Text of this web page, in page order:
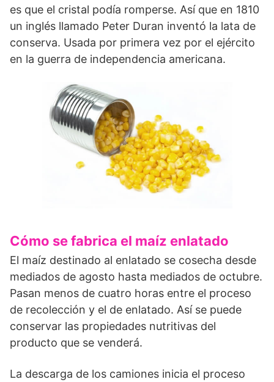
es que el cristal podía romperse. Así que en 1810
un inglés llamado Peter Duran inventó la lata de
conserva. Usada por primera vez por el ejército
en la guerra de independencia americana.
Cómo se fabrica el maíz enlatado
El maíz destinado al enlatado se cosecha desde
mediados de agosto hasta mediados de octubre.
Pasan menos de cuatro horas entre el proceso
de recolección y el de enlatado. Así se puede
conservar las propiedades nutritivas del
producto que se venderá.
La descarga de los camiones inicia el proceso